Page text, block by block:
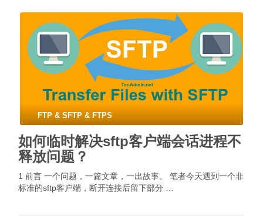
FTP & SFTP & FTPS
如何临时解决sftp客户端会话进程不
释放问题？
1 前言 一个问题，一篇文章，一出故事。 笔者今天遇到一个非
标准的sftp客户端，断开连接后留下部分 …